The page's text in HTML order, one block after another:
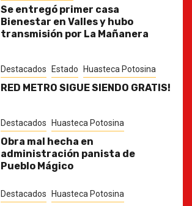
Se entregó primer casa
Bienestar en Valles y hubo
transmisión por La Mañanera
Destacados Estado Huasteca Potosina
RED METRO SIGUE SIENDO GRATIS!
Destacados Huasteca Potosina
Obra mal hecha en
administración panista de
Pueblo Mágico
Destacados Huasteca Potosina